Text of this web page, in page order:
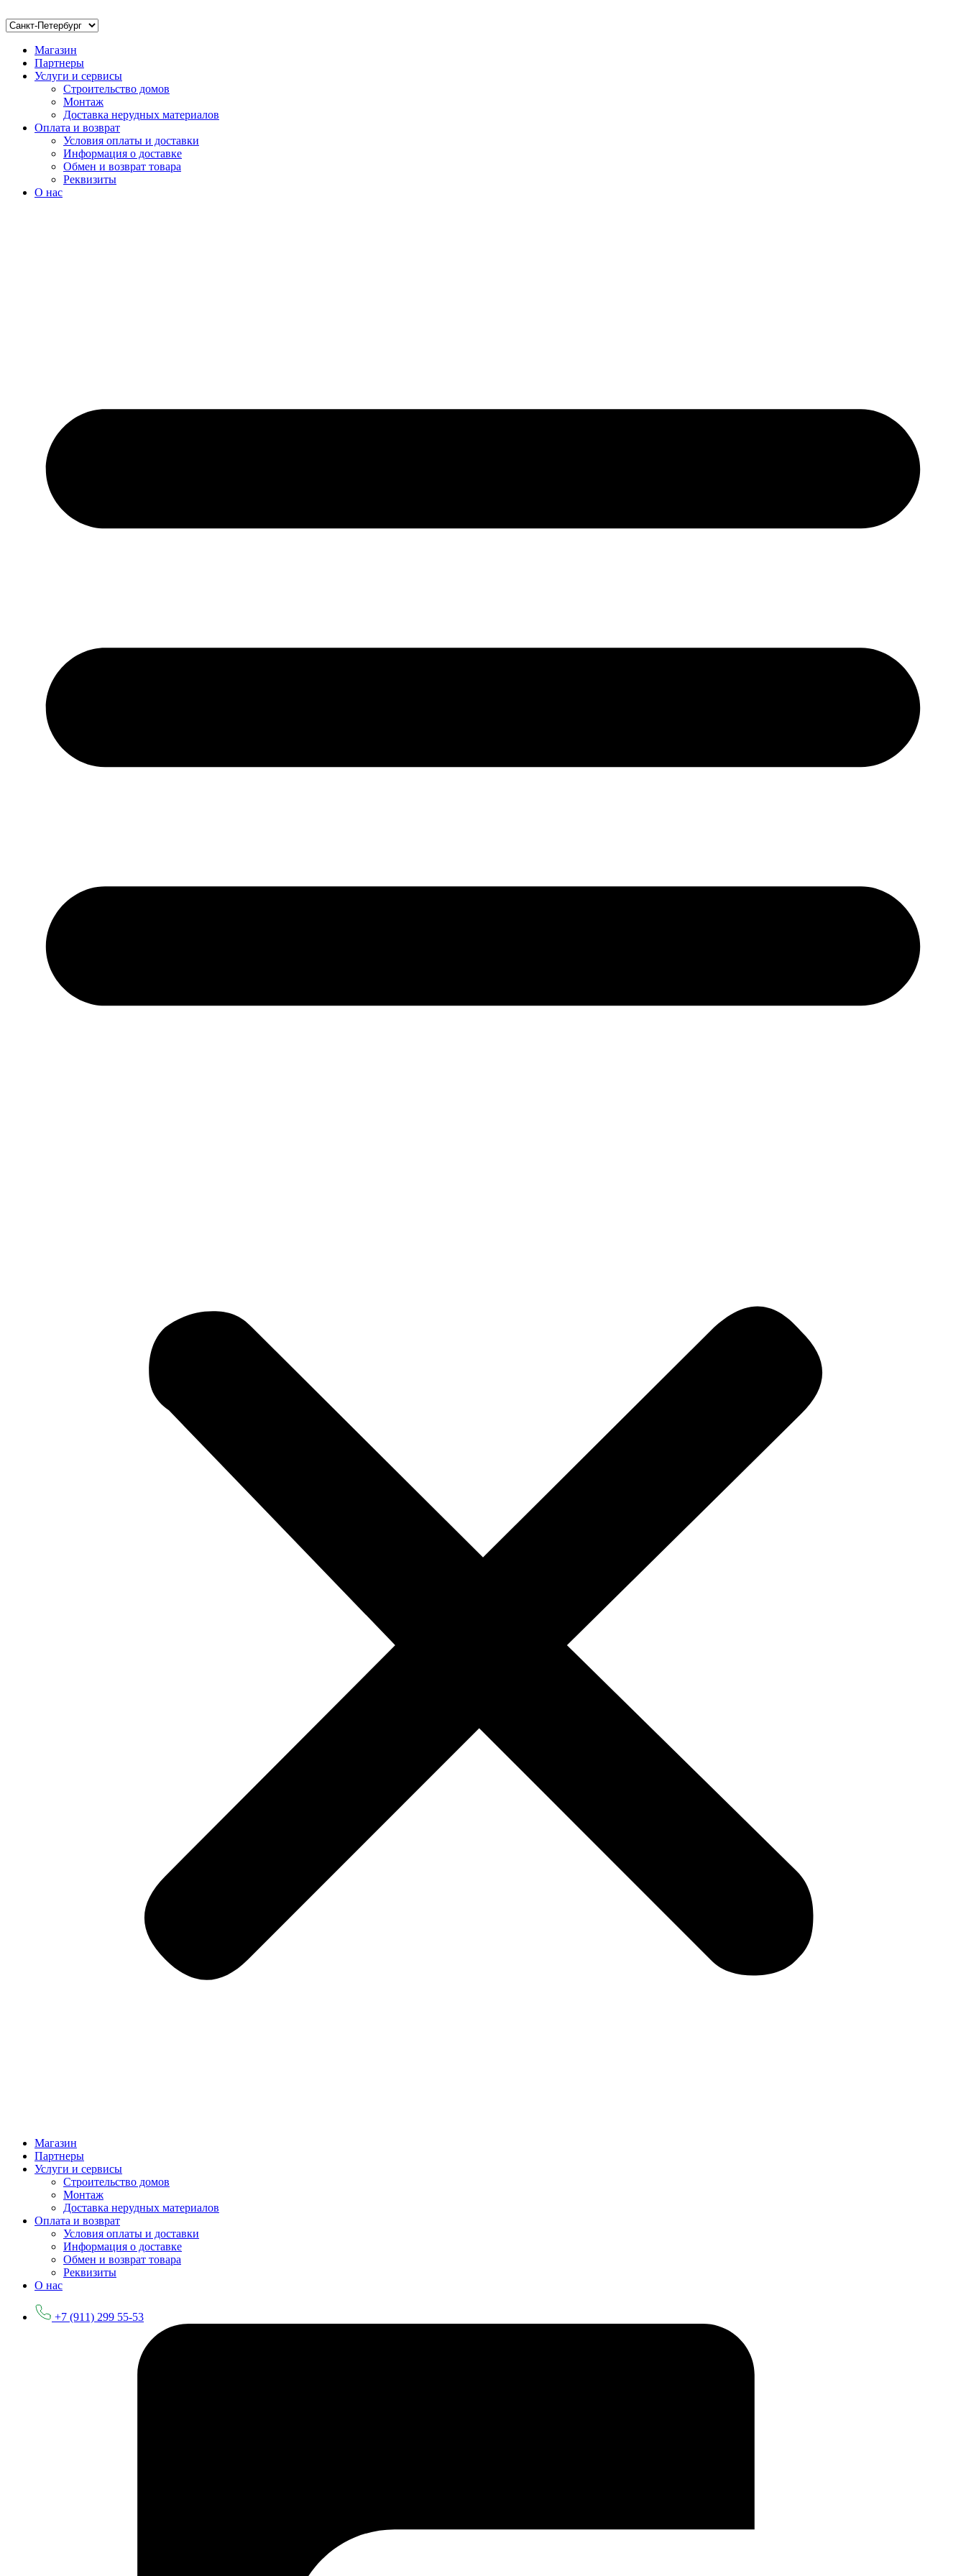
Магазин
Партнеры
Услуги и сервисы
Строительство домов
Монтаж
Доставка нерудных материалов
Оплата и возврат
Условия оплаты и доставки
Информация о доставке
Обмен и возврат товара
Реквизиты
О нас
Магазин
Партнеры
Услуги и сервисы
Строительство домов
Монтаж
Доставка нерудных материалов
Оплата и возврат
Условия оплаты и доставки
Информация о доставке
Обмен и возврат товара
Реквизиты
О нас
+7 (911) 299 55-53